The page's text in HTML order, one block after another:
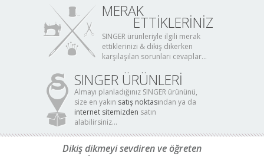
MERAK
ETTİKLERİNİZ
SINGER ürünleriyle ilgili merak
ettiklerinizi & dikiş dikerken
karşılaşılan sorunları cevaplar...
SINGER ÜRÜNLERİ
Almayı planladığınız SINGER ürününü,
size en yakın satış noktasından ya da
internet sitemizden satın
alabilirsiniz...
Dikiş dikmeyi sevdiren ve öğreten